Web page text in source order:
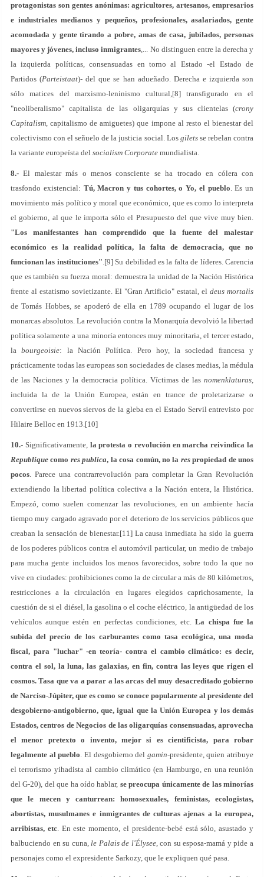
protagonistas son gentes anónimas: agricultores, artesanos, empresarios
e industriales medianos y pequeños, profesionales, asalariados, gente
acomodada y gente tirando a pobre, amas de casa, jubilados, personas
mayores y jóvenes, incluso inmigrantes,... No distinguen entre la derecha y
la izquierda políticas, consensuadas en torno al Estado -el Estado de
Partidos (Parteistaat)- del que se han adueñado. Derecha e izquierda son
sólo matices del marxismo-leninismo cultural,[8] transfigurado en el
"neoliberalismo" capitalista de las oligarquías y sus clientelas (crony
Capitalism, capitalismo de amiguetes) que impone al resto el bienestar del
colectivismo con el señuelo de la justicia social. Los giletsse rebelan contra
la variante europeísta del socialism Corporate mundialista.
8.- El malestar más o menos consciente se ha trocado en cólera con
trasfondo existencial: Tú, Macron y tus cohortes, o Yo, el pueblo. Es un
movimiento más político y moral que económico, que es como lo interpreta
el gobierno, al que le importa sólo el Presupuesto del que vive muy bien.
"Los manifestantes han comprendido que la fuente del malestar
económico es la realidad política, la falta de democracia, que no
funcionan las instituciones".[9] Su debilidad es la falta de líderes. Carencia
que es también su fuerza moral: demuestra la unidad de la Nación Histórica
frente al estatismo sovietizante. El "Gran Artificio" estatal, el deus mortalis
de Tomás Hobbes, se apoderó de ella en 1789 ocupando el lugar de los
monarcas absolutos. La revolución contra la Monarquía devolvió la libertad
política solamente a una minoría entonces muy minoritaria, el tercer estado,
labourgeoisie: la Nación Política. Pero hoy, la sociedad francesa y
prácticamente todas las europeas son sociedades de clases medias, la médula
de las Naciones y la democracia política. Víctimas de las nomenklaturas,
incluida la de la Unión Europea, están en trance de proletarizarse o
convertirse en nuevos siervos de la gleba en el Estado Servil entrevisto por
Hilaire Belloc en 1913.[10]
10.- Significativamente, la protesta o revolución en marcha reivindica la
Republique como res publica, la cosa común, no la res propiedad de unos
pocos. Parece una contrarrevolución para completar la Gran Revolución
extendiendo la libertad política colectiva a la Nación entera, la Histórica.
Empezó, como suelen comenzar las revoluciones, en un ambiente hacía
tiempo muy cargado agravado por el deterioro de los servicios públicos que
creaban la sensación de bienestar.[11] La causa inmediata ha sido la guerra
de los poderes públicos contra el automóvil particular, un medio de trabajo
para mucha gente incluidos los menos favorecidos, sobre todo la que no
vive en ciudades: prohibiciones como la de circular a más de 80 kilómetros,
restricciones a la circulación en lugares elegidos caprichosamente, la
cuestión de si el diésel, la gasolina o el coche eléctrico, la antigüedad de los
vehículos aunque estén en perfectas condiciones, etc.La chispa fue la
subida del precio de los carburantes como tasa ecológica, una moda
fiscal, para "luchar" -en teoría- contra el cambio climático: es decir,
contra el sol, la luna, las galaxias, en fin, contra las leyes que rigen el
cosmos. Tasa que va a parar a las arcas del muy desacreditado gobierno
de Narciso-Júpiter, que es como se conoce popularmente al presidente del
desgobierno-antigobierno, que, igual que la Unión Europea y los demás
Estados, centros de Negocios de las oligarquías consensuadas, aprovecha
el menor pretexto o invento, mejor si es cientificista, para robar
legalmente al pueblo. El desgobierno del gamin-presidente, quien atribuye
el terrorismo yihadista al cambio climático (en Hamburgo, en una reunión
del G-20), del que ha oído hablar, se preocupa únicamente de las minorías
que le mecen y canturrean: homosexuales, feministas, ecologistas,
abortistas, musulmanes e inmigrantes de culturas ajenas a la europea,
arribistas, etc. En este momento, el presidente-bebé está sólo, asustado y
balbuciendo en su cuna,le Palais de l'Élysee, con su esposa-mamá y pide a
personajes como el expresidente Sarkozy, que le expliquen qué pasa.